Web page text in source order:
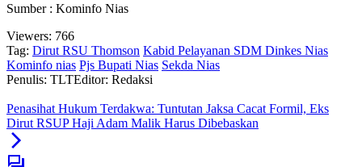
Sumber : Kominfo Nias
Viewers: 766
Tag: Dirut RSU Thomson Kabid Pelayanan SDM Dinkes Nias
Kominfo nias Pjs Bupati Nias Sekda Nias
Penulis: TLTEditor: Redaksi
Penasihat Hukum Terdakwa: Tuntutan Jaksa Cacat Formil, Eks
Dirut RSUP Haji Adam Malik Harus Dibebaskan